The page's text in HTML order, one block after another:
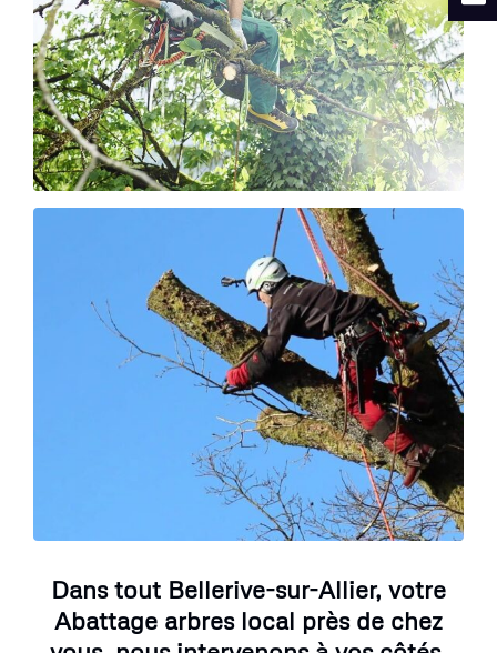
Dans tout Bellerive-sur-Allier, votre
Abattage arbres local près de chez